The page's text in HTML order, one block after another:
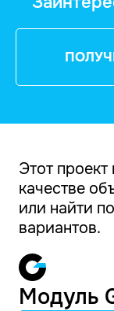
Этот
качестве
или найти
вариантов.
Модуль